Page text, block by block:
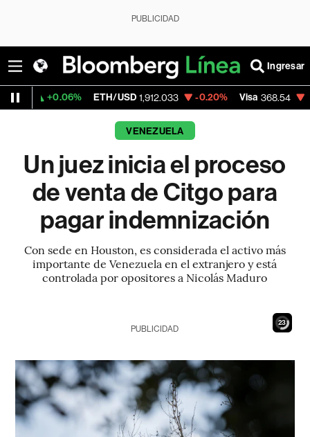
PUBLICIDAD
Ingresar
ETH/USD 1,912.033 -0.20% Visa 368.54 -0.28%
VENEZUELA
Un juez inicia el proceso
de venta de Citgo para
pagar indemnización
Con sede en Houston, es considerada el activo más
importante de Venezuela en el extranjero y está
controlada por opositores a Nicolás Maduro
21
PUBLICIDAD